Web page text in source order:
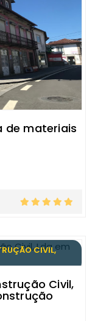
de materiais
CIVIL,
Civil,